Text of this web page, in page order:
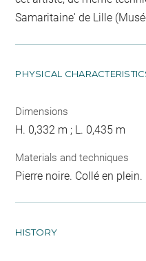
Samaritaine' de Lille
PHYSICAL
Dimensions
H. 0,332 m ; L. 0,435 m
Materials and techniques
Pierre noire. Collé en plein.
HISTORY